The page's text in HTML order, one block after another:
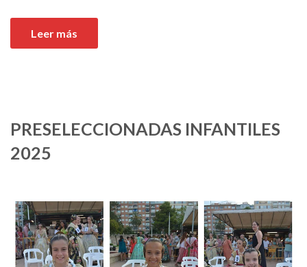
Leer más
PRESELECCIONADAS INFANTILES
2025